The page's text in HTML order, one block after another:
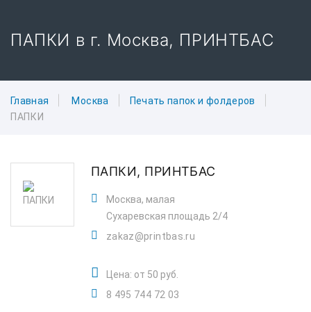
ПАПКИ в г. Москва, ПРИНТБАС
Главная Москва
Печать папок и фолдеров
ПАПКИ
ПАПКИ, ПРИНТБАС
Москва, малая
Сухаревская площадь 2/4
zakaz@printbas.ru
Цена: от 50 руб.
8 495 744 72 03